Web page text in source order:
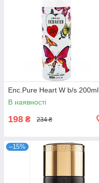
Enc.Pure Heart W b/s 200ml
В наявності
198 ₴ 234 ₴
–15%